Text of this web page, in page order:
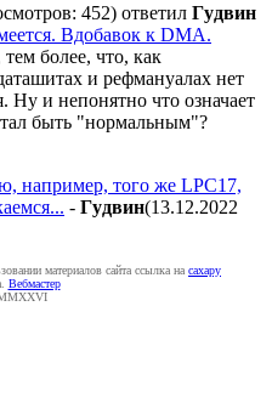
452) ответил Гyдвин
Вдобавок к DMA.
более, что, как
и рефмануалах нет
Ну и непонятно что означает
быть "нормальным"?
например, того же LPC17,
- Гyдвин(13.12.2022
материалов сайта ссылка на caxapу
Вебмастер